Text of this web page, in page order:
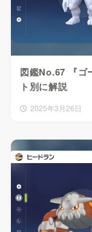
図鑑No.67 『ゴ
ト別に解説
2025年3月26日